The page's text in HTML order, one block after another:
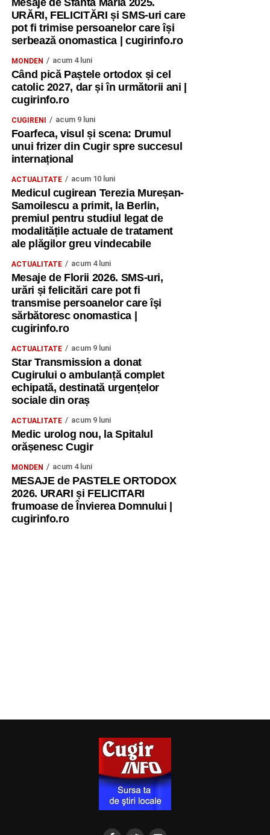
Mesaje de Sfânta Maria 2025.
URĂRI, FELICITĂRI și SMS-uri care
pot fi trimise persoanelor care își
serbează onomastica | cugirinfo.ro
MONDEN acum 4 luni
Când pică Paștele ortodox și cel
catolic 2027, dar și în următorii ani |
cugirinfo.ro
CUGIRENI acum 9 luni
Foarfeca, visul și scena: Drumul
unui frizer din Cugir spre succesul
internațional
ACTUALITATE acum 10 luni
Medicul cugirean Terezia Mureșan-
Samoilescu a primit, la Berlin,
premiul pentru studiul legat de
modalitățile actuale de tratament
ale plăgilor greu vindecabile
ACTUALITATE acum 4 luni
Mesaje de Florii 2026. SMS-uri,
urări și felicitări care pot fi
transmise persoanelor care îşi
sărbătoresc onomastica |
cugirinfo.ro
ACTUALITATE acum 9 luni
Star Transmission a donat
Cugirului o ambulanță complet
echipată, destinată urgențelor
sociale din oraș
ACTUALITATE acum 9 luni
Medic urolog nou, la Spitalul
orășenesc Cugir
MONDEN acum 4 luni
MESAJE de PASTELE ORTODOX
2026. URARI și FELICITARI
frumoase de Învierea Domnului |
cugirinfo.ro